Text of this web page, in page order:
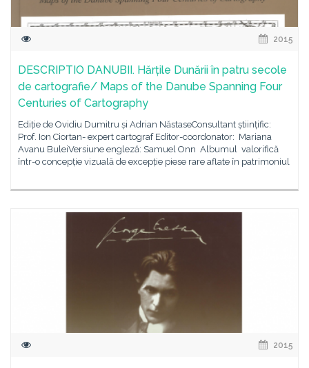
2015
DESCRIPTIO DANUBII. Hărțile Dunării în patru secole
de cartografie/ Maps of the Danube Spanning Four
Centuries of Cartography
Ediție de Ovidiu Dumitru și Adrian NăstaseConsultant științific:
Prof. Ion Ciortan- expert cartograf Editor-coordonator: Mariana
Avanu BuleiVersiune engleză: Samuel Onn Albumul valorifică
într-o concepție vizuală de excepție piese rare aflate în patrimoniul
2015